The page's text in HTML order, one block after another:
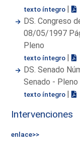
texto íntegro |
DS. Congreso
08/05/1997
Pleno
texto íntegro |
DS. Senado
Senado - Pleno
texto íntegro |
Intervenciones
enlace>>